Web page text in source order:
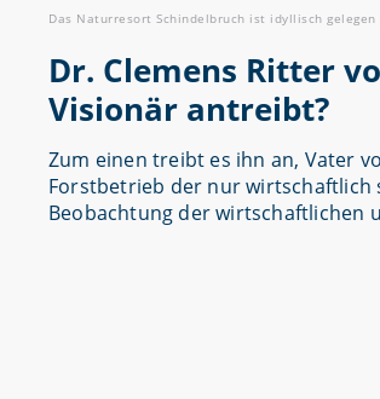
Das Naturresort Schindelbruch ist idyllisch
Dr. Clemens Ritter
Visionär antreibt?
Zum einen treibt es ihn an, Vater
Forstbetrieb der nur wirtschaftlich
Beobachtung der wirtschaftlichen